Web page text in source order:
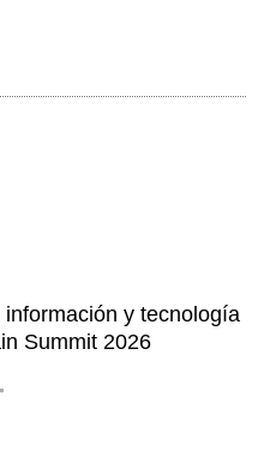
y tecnología
Summit 2026
•